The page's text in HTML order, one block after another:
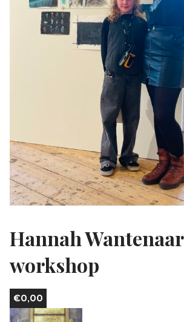
Hannah Wantenaar
workshop
€0,00